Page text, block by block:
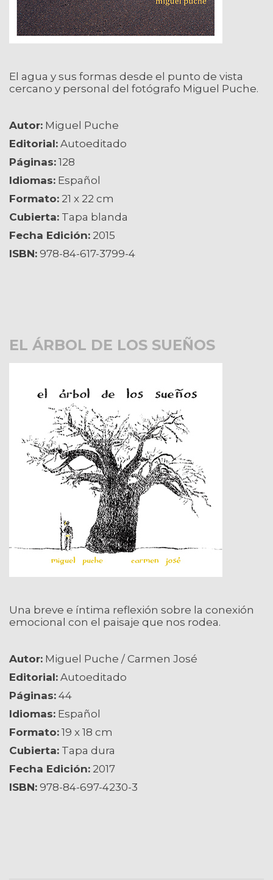
El agua y sus formas desde el punto de vista
cercano y personal del fotógrafo Miguel Puche.
Autor: Miguel Puche
Editorial: Autoeditado
Páginas: 128
Idiomas: Español
Formato: 21 x 22 cm
Cubierta: Tapa blanda
Fecha Edición: 2015
ISBN: 978-84-617-3799-4
EL ÁRBOL DE LOS SUEÑOS
Una breve e íntima reflexión sobre la conexión
emocional con el paisaje que nos rodea.
Autor: Miguel Puche / Carmen José
Editorial: Autoeditado
Páginas: 44
Idiomas: Español
Formato: 19 x 18 cm
Cubierta: Tapa dura
Fecha Edición: 2017
ISBN: 978-84-697-4230-3